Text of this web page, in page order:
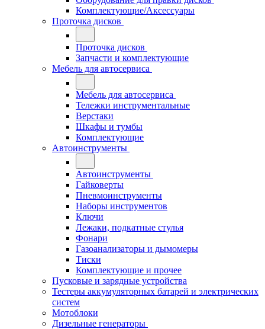
Комплектующие/Аксессуары
Проточка дисков
Проточка дисков
Запчасти и комплектующие
Мебель для автосервиса
Мебель для автосервиса
Тележки инструментальные
Верстаки
Шкафы и тумбы
Комплектующие
Автоинструменты
Автоинструменты
Гайковерты
Пневмоинструменты
Наборы инструментов
Ключи
Лежаки, подкатные стулья
Фонари
Газоанализаторы и дымомеры
Тиски
Комплектующие и прочее
Пусковые и зарядные устройства
Тестеры аккумуляторных батарей и электрических
систем
Мотоблоки
Дизельные генераторы